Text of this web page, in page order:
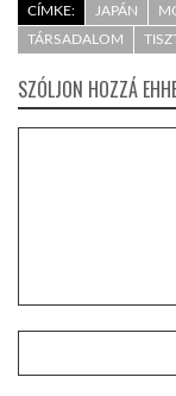
CÍMKE:
JAPÁN
TÁRSADALOM
SZÓLJON HOZZÁ